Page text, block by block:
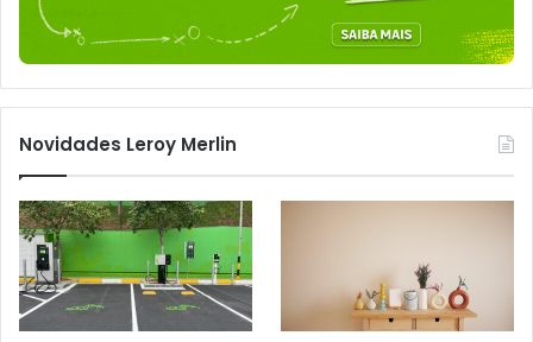
Novidades Leroy Merlin